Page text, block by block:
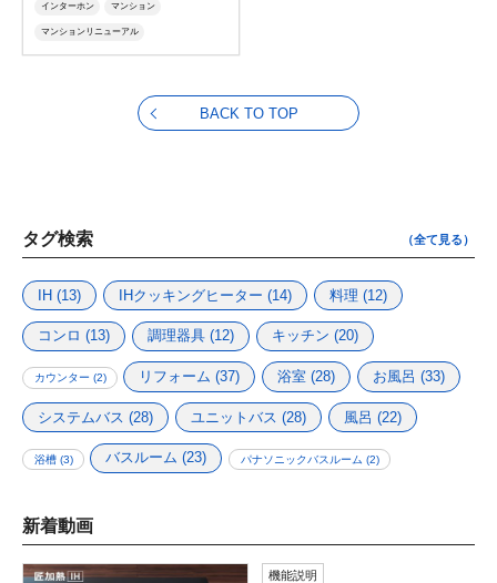
インターホン マンション
マンションリニューアル
インターホンリニューアル Windea-C
BACK TO TOP
タグ検索 （全て見る）
IH(13) IHクッキングヒーター (14) 料理 (12)
コンロ (13) 調理器具(12) キッチン (20)
カウンター (2) リフォーム (37) 浴室 (28) お風呂 (33)
システムバス (28) ユニットバス (28) 風呂 (22)
浴槽(3) バスルーム (23) パナソニックバスルーム (2)
新着動画
機能説明